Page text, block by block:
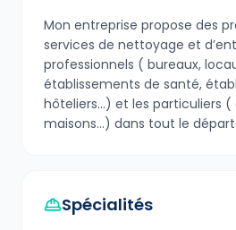
Mon entreprise propose des
services de nettoyage et
professionnels ( bureaux,
établissements de santé,
hôteliers…) et les particuliers
maisons…) dans tout le
Spécialités